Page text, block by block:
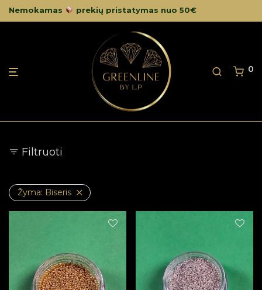
Nemokamas prekių pristatymas nuo 50€
0
Filtruoti
Žyma: Biseris